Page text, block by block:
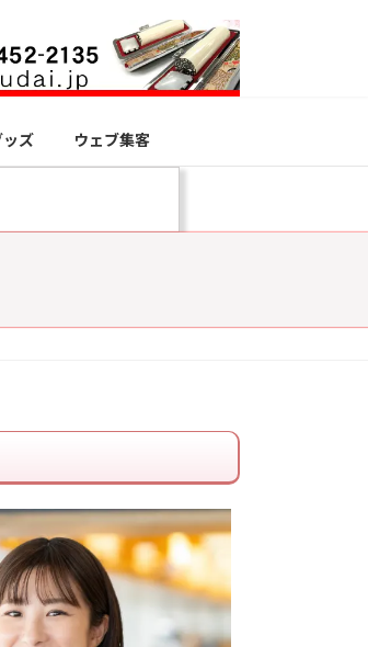
ズ ウェブ集客